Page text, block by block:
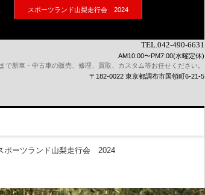
新車・中古車の販売、修理、買取、カスタム等お任せください。
TEL.042-490-6631
AM10:00〜PM7:00(水曜定休)
〒182-0022 東京都調布市国領町6-21-5
スポーツランド山梨走行会 2024
ポーツランド山梨走行会 2024